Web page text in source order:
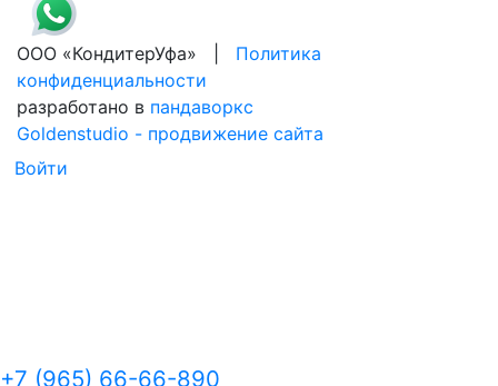
ООО «КондитерУфа» | Политика
конфиденциальности
разработано в пандаворкс
Goldenstudio - продвижение сайта
Войти
+7 (965) 66-66-890